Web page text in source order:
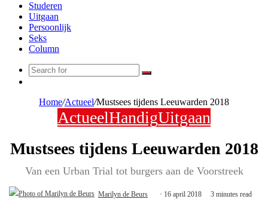
Studeren
Uitgaan
Persoonlijk
Seks
Column
Search
Home/Actueel/Mustsees tijdens Leeuwarden 2018
ActueelHandigUitgaan
Mustsees tijdens Leeuwarden 2018
Van een Urban Trial tot burgers aan de Voorstreek
Marilyn de Beurs 16 april 2018 3 minutes read